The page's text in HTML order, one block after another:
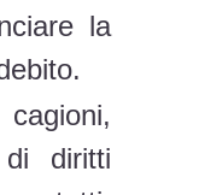
la
diritti